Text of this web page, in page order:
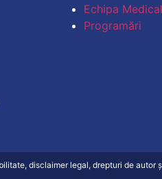
Echipa
Programări
disclaimer legal, drepturi de autor